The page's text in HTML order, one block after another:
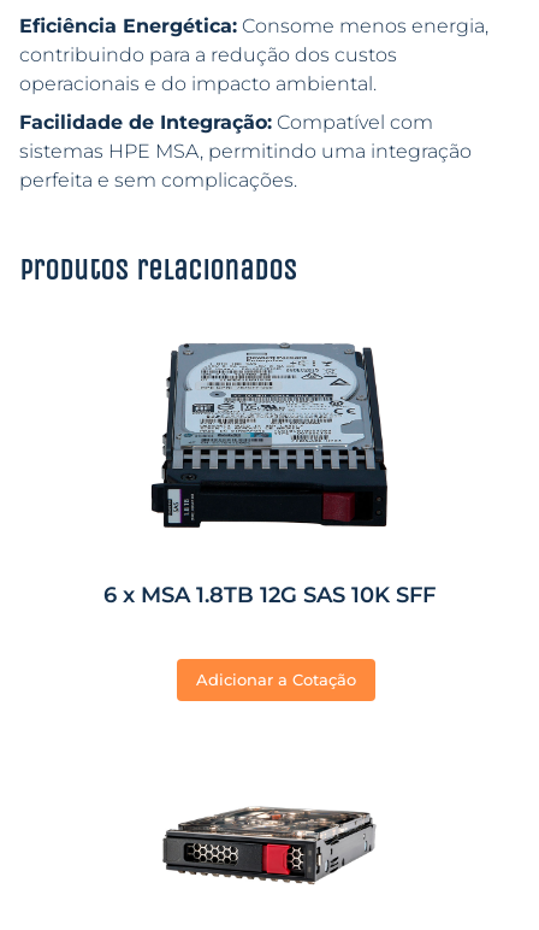
Eficiência Energética: Consome menos energia,
contribuindo para a redução dos custos
operacionais e do impacto ambiental.
Facilidade de Integração: Compatível com
sistemas HPE MSA, permitindo uma integração
perfeita e sem complicações.
Produtos relacionados
6 x MSA 1.8TB 12G SAS 10K SFF
Adicionar a Cotação